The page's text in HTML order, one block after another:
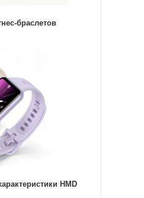
браслетов
HMD